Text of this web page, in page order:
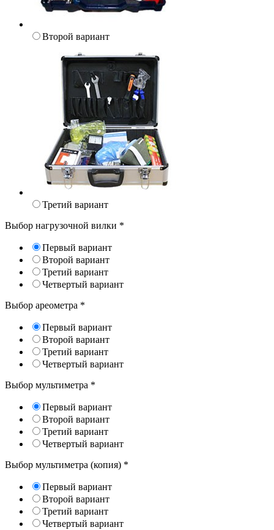
Второй вариант
Третий вариант
Выбор нагрузочной вилки *
Первый вариант
Второй вариант
Третий вариант
Четвертый вариант
Выбор ареометра *
Первый вариант
Второй вариант
Третий вариант
Четвертый вариант
Выбор мультиметра *
Первый вариант
Второй вариант
Третий вариант
Четвертый вариант
Выбор мультиметра (копия) *
Первый вариант
Второй вариант
Третий вариант
Четвертый вариант